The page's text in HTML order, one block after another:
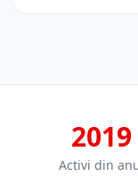
2019
Activi din